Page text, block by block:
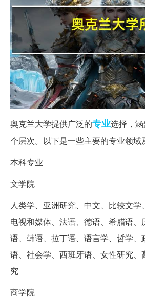
奥克兰大学提供广泛的专业选择，
个层次。以下是一些主要的专业领域
本科专业
文学院
人类学、亚洲研究、中文、比较文
电视和媒体、法语、德语、希腊语、
语、韩语、拉丁语、语言学、哲学、
语、社会学、西班牙语、女性研究
究
商学院